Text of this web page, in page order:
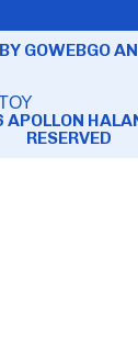
GOWEBGO
RESERVED